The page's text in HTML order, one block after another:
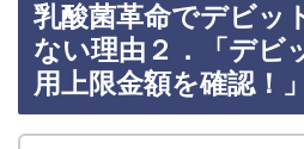
乳酸菌革命でデビッ
ない理由２．「デビ
用上限金額を確認！」